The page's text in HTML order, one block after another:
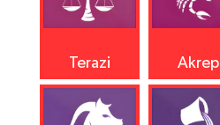
Terazi Akrep